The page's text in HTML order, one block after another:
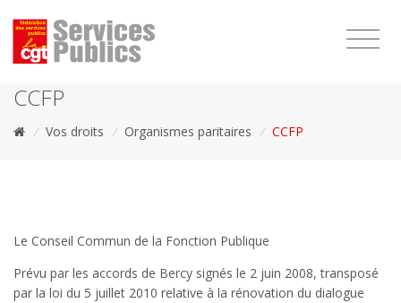
CCFP
/ Vos droits / Organismes paritaires / CCFP
Le Conseil Commun de la Fonction Publique
Prévu par les accords de Bercy signés le 2 juin 2008, transposé
par la loi du 5 juillet 2010 relative à la rénovation du dialogue